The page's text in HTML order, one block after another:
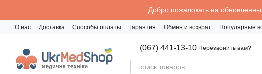
Добро пожаловать на
О нас Доставка Способы оплаты Гарантия Обмен и возврат Популярные
(067) 441-13-10 Перезвонить вам?